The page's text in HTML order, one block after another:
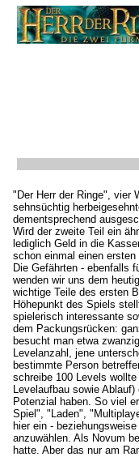
"Der Herr der Ringe", vier
sehnsüchtig
dementsprechend
Wird der zweite Teil ein
lediglich Geld in die
schon einmal einen
Die Gefährten - ebenfalls
wenden wir uns dem
wichtige Teile des ersten
Höhepunkt des Spiels
spielerisch interessante
dem Packungsrücken:
besucht man etwa
Levelanzahl, jene
bestimmte Person
schreibe 100 Levels
Levelaufbau sowie
Potenzial haben. So viel
Spiel", "Laden",
hier ein -
anzuwählen. Als Novum
hatte. Aber das nur am